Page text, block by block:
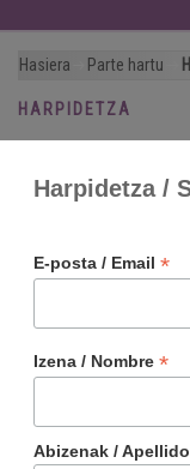
Hasiera Parte hartu
HARPIDETZA
Harpidetza /
E-posta / Email *
Izena / Nombre *
Abizenak /